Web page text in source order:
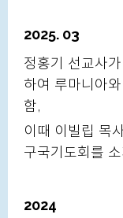
2025. 03
정홍기 선교사
하여 루마니아
함,
이때 이빌립 목
구국기도회를 소
2024